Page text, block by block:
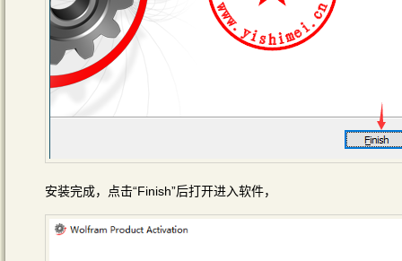
安装完成，点击“Finish”后打开进入软件，